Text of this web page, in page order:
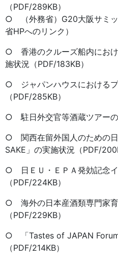
（PDF/289KB）
○ （外務省）G20大阪サミッ
省HPへのリンク）
○ 香港のクルーズ船内にお
施状況（PDF/183KB）
○ ジャパンハウスにおける
（PDF/285KB）
○ 駐日外交官等酒蔵ツアーの
○ 関西在留外国人のための日
SAKE」の実施状況（PDF/
○ 日ＥＵ・ＥＰＡ発効記念
（PDF/224KB）
○ 海外の日本産酒類専門家
（PDF/229KB）
○ 「Tastes of JAPAN
（PDF/214KB）